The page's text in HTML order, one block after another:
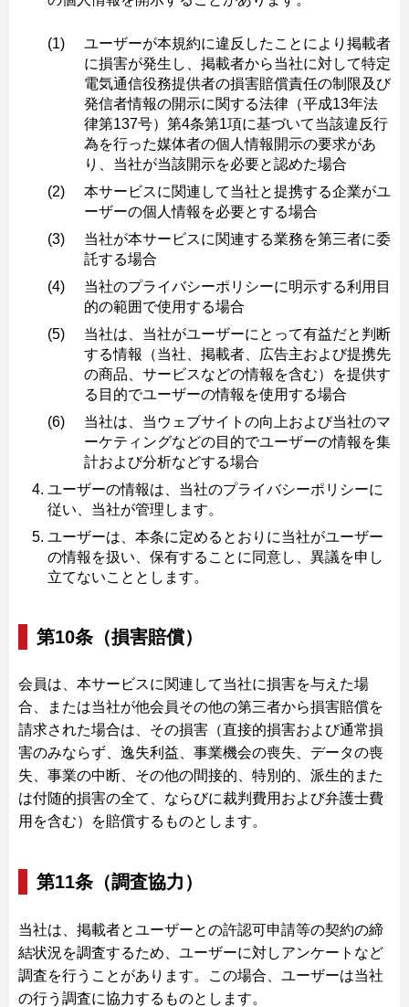
ユーザーが本規約に違反したことにより掲載者
に損害が発生し、掲載者から当社に対して特定
電気通信役務提供者の損害賠償責任の制限及び
発信者情報の開示に関する法律（平成13年法
律第137号）第4条第1項に基づいて当該違反行
為を行った媒体者の個人情報開示の要求があ
り、当社が当該開示を必要と認めた場合
本サービスに関連して当社と提携する企業がユ
ーザーの個人情報を必要とする場合
当社が本サービスに関連する業務を第三者に委
託する場合
当社のプライバシーポリシーに明示する利用目
的の範囲で使用する場合
当社は、当社がユーザーにとって有益だと判断
する情報（当社、掲載者、広告主および提携先
の商品、サービスなどの情報を含む）を提供す
る目的でユーザーの情報を使用する場合
当社は、当ウェブサイトの向上および当社のマ
ーケティングなどの目的でユーザーの情報を集
計および分析などする場合
ユーザーの情報は、当社のプライバシーポリシーに
従い、当社が管理します。
ユーザーは、本条に定めるとおりに当社がユーザー
の情報を扱い、保有することに同意し、異議を申し
立てないこととします。
第10条（損害賠償）
会員は、本サービスに関連して当社に損害を与えた場
合、または当社が他会員その他の第三者から損害賠償を
請求された場合は、その損害（直接的損害および通常損
害のみならず、逸失利益、事業機会の喪失、データの喪
失、事業の中断、その他の間接的、特別的、派生的また
は付随的損害の全て、ならびに裁判費用および弁護士費
用を含む）を賠償するものとします。
第11条（調査協力）
当社は、掲載者とユーザーとの許認可申請等の契約の締
結状況を調査するため、ユーザーに対しアンケートなど
調査を行うことがあります。この場合、ユーザーは当社
の行う調査に協力するものとします。